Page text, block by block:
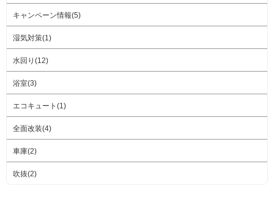
キャンペーン情報(5)
湿気対策(1)
水回り(12)
浴室(3)
エコキュート(1)
全面改装(4)
車庫(2)
吹抜(2)